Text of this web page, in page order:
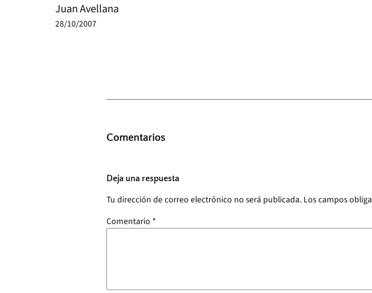
Juan Avellana
28/10/2007
Comentarios
Deja una respuesta
Tu dirección de correo electrónico no será publicada. Los campos
Comentario *